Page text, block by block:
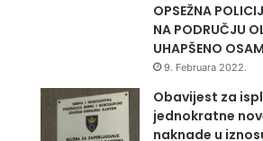
OPSEŽNA
NA PODRUČJU
UHAPŠENO
9. Februara 2022.
Obavijest za
jednokratne
naknade u